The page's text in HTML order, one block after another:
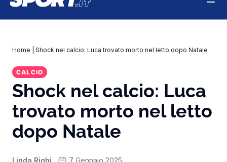
Home Shock nel calcio: Luca trovato morto nel letto dopo Natale
CALCIO
Shock nel calcio: Luca
trovato morto nel letto
dopo Natale
Linda Righi 7 Gennaio 2025